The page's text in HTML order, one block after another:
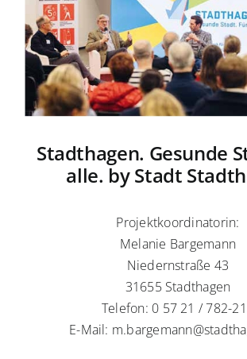
Stadthagen. Gesunde
alle. by Stadt
Projektkoordinatorin:
Melanie Bargemann
Niedernstraße 43
31655 Stadthagen
Telefon: 0 57 21 / 782-
E-Mail: